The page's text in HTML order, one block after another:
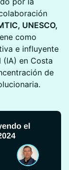
UNESCO,
como
e influyente
en Costa
de